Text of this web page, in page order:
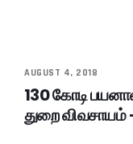
AUGUST 4, 2018
130 கோடி
துறை